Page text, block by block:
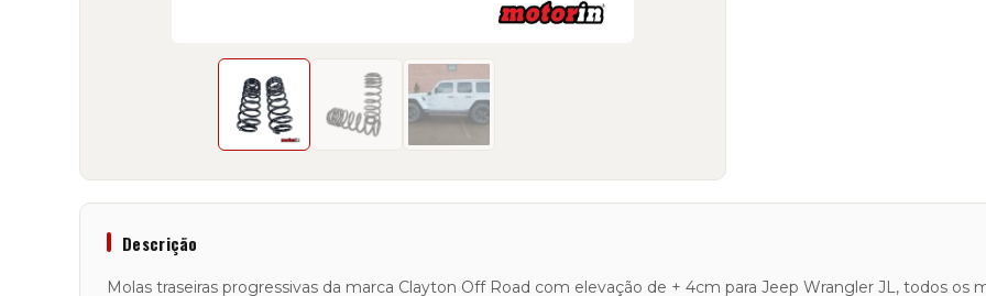
Descrição
Molas traseiras progressivas da marca Clayton Off Road com elevação de + 4cm para Jeep Wrangler JL, todos os